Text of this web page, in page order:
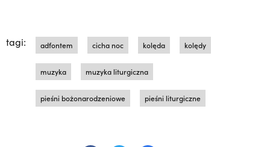
tagi: adfontem cicha noc kolęda kolędy
muzyka muzyka liturgiczna
pieśni bożonarodzeniowe pieśni liturgiczne